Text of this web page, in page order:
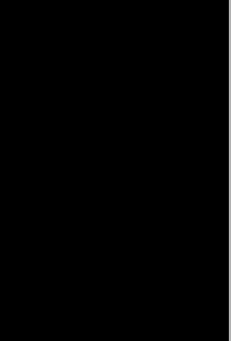
Redgrave
y
completos
en Reino Unido. Con
esta película tiene
sonora para esta
están divididos entre